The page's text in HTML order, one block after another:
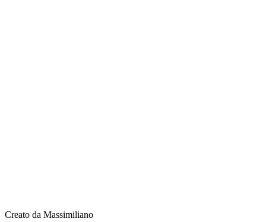
Creato da Massimiliano